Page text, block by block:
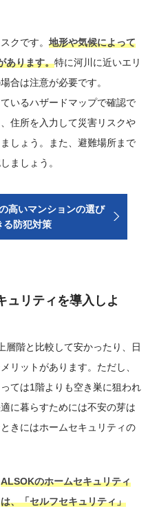
クです。 地形や気候によって
あります。特に河川に近いエリ
合は注意が必要です。
いるハザードマップで確認で
住所を入力して災害リスクや
しょう。また、避難場所まで
ましょう。
高いマンションの選び
る防犯対策
ュリティを導入しよ
層階と比較して安かったり、日
リットがあります。ただし、
ては1階よりも空き巣に狙われ
に暮らすためには不安の芽は
きにはホームセキュリティの
ALSOKのホームセキュリティ
は、「セルフセキュリティ」